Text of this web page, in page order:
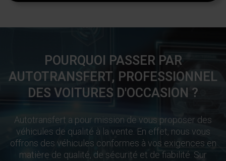
POURQUOI PASSER PAR
AUTOTRANSFERT, PROFESSIONNEL
DES VOITURES D'OCCASION ?
Autotransfert a pour mission de vous proposer des
véhicules de qualité à la vente. En effet, nous vous
offrons des véhicules conformes à vos exigences en
matière de qualité, de sécurité et de fiabilité. Sur